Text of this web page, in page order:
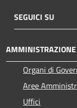
SEGUICI SU
AMMINISTRAZIONE
Organi di
Aree
Uffici